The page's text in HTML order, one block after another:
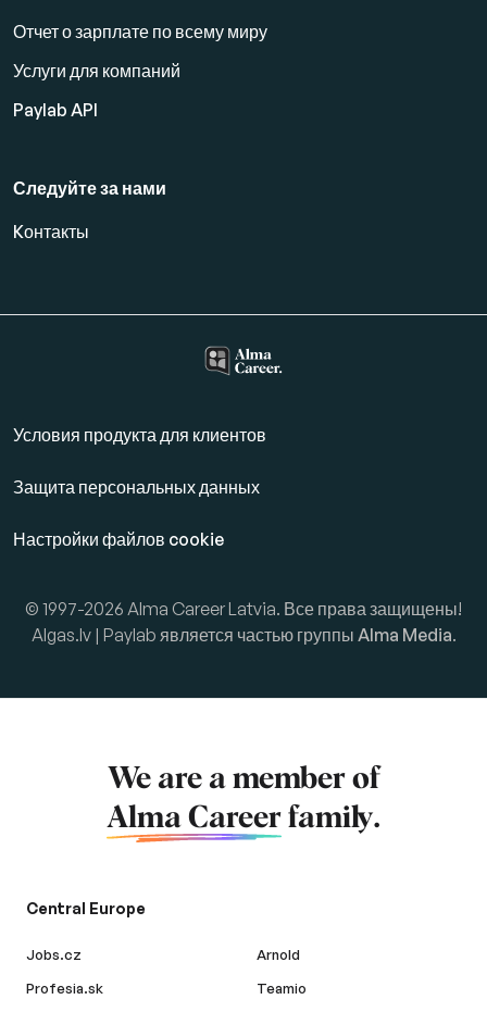
Отчет о зарплате по всему миру
Услуги для компаний
Paylab API
Следуйте за нами
Kонтакты
Условия продукта для клиентов
Защита персональных данных
Настройки файлов cookie
© 1997-2026 Alma Career Latvia. Все права защищены!
Algas.lv | Paylab является частью группы Alma Media.
We are a member of
Alma Career family.
Central Europe
Jobs.cz
Profesia.sk
Arnold
Teamio